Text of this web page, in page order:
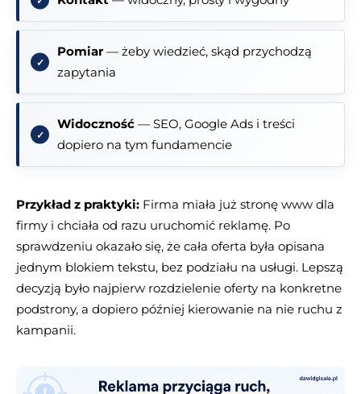
Pomiar— żeby wiedzieć, skąd przychodzą
zapytania
Widoczność — SEO, Google Ads i treści
dopiero na tym fundamencie
Przykład z praktyki: Firma miała już stronę www dla
firmy i chciała od razu uruchomić reklamę. Po
sprawdzeniu okazało się, że cała oferta była opisana
jednym blokiem tekstu, bez podziału na usługi. Lepszą
decyzją było najpierw rozdzielenie oferty na konkretne
podstrony, a dopiero później kierowanie na nie ruchu z
kampanii.